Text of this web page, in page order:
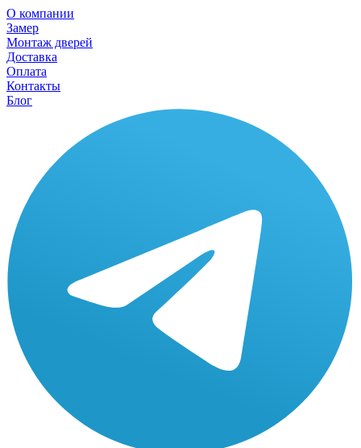
О компании
Замер
Монтаж дверей
Доставка
Оплата
Контакты
Блог